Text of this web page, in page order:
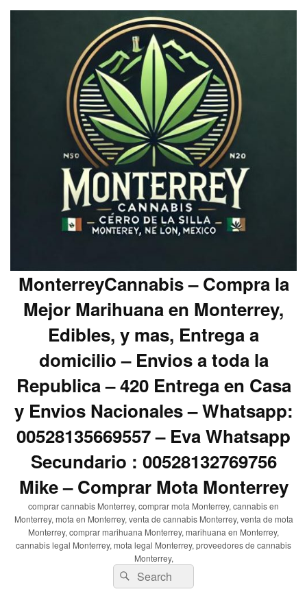
MonterreyCannabis – Compra la
Mejor Marihuana en Monterrey,
Edibles, y mas, Entrega a
domicilio – Envios a toda la
Republica – 420 Entrega en Casa
y Envios Nacionales – Whatsapp:
00528135669557 – Eva Whatsapp
Secundario : 00528132769756
Mike – Comprar Mota Monterrey
comprar cannabis Monterrey, comprar mota Monterrey, cannabis en
Monterrey, mota en Monterrey, venta de cannabis Monterrey, venta de mota
Monterrey, comprar marihuana Monterrey, marihuana en Monterrey,
cannabis legal Monterrey, mota legal Monterrey, proveedores de cannabis
Monterrey,
Search
for:
Search